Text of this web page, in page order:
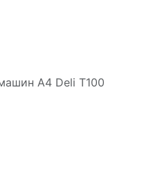
А4 Deli T100